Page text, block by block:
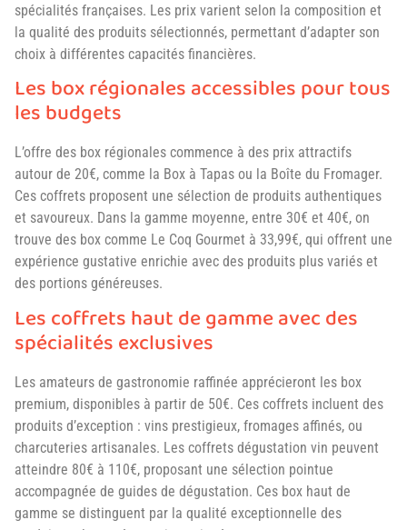
spécialités françaises. Les prix varient selon la composition et
la qualité des produits sélectionnés, permettant d’adapter son
choix à différentes capacités financières.
Les box régionales accessibles pour tous
les budgets
L’offre des box régionales commence à des prix attractifs
autour de 20€, comme la Box à Tapas ou la Boîte du Fromager.
Ces coffrets proposent une sélection de produits authentiques
et savoureux. Dans la gamme moyenne, entre 30€ et 40€, on
trouve des box comme Le Coq Gourmet à 33,99€, qui offrent une
expérience gustative enrichie avec des produits plus variés et
des portions généreuses.
Les coffrets haut de gamme avec des
spécialités exclusives
Les amateurs de gastronomie raffinée apprécieront les box
premium, disponibles à partir de 50€. Ces coffrets incluent des
produits d’exception : vins prestigieux, fromages affinés, ou
charcuteries artisanales. Les coffrets dégustation vin peuvent
atteindre 80€ à 110€, proposant une sélection pointue
accompagnée de guides de dégustation. Ces box haut de
gamme se distinguent par la qualité exceptionnelle des